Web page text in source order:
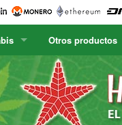
CBD Crew
Chronic & Caviar
Otros productos
Semillas de
Flora Canaria